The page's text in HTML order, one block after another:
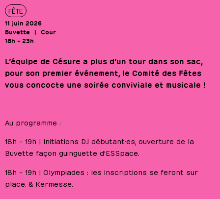
FÊTE
11 juin 2026
Buvette
Cour
18h – 23h
L’équipe de Césure a plus d’un tour dans son sac,
pour son premier événement, le Comité des Fêtes
vous concocte une soirée conviviale et musicale !
Au programme :
18h – 19h | Initiations DJ débutant·es, ouverture de la
Buvette façon guinguette d’ESSpace.
18h – 19h | Olympiades : les inscriptions se feront sur
place. & Kermesse.